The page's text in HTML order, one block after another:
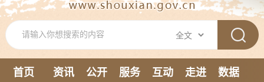
首页 资讯 公开 服务 互动 走进
数据